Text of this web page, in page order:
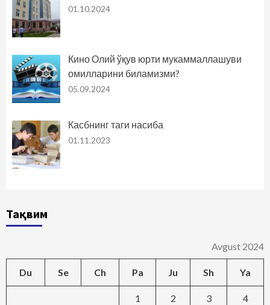
01.10.2024
Кино Олий ўқув юрти мукаммаллашуви
омилларини биламизми?
05.09.2024
Касбнинг таги насиба
01.11.2023
Тақвим
Avgust 2024
Du Se Ch Pa Ju Sh Ya
1 2 3 4